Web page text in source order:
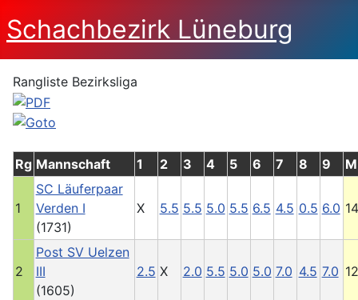
Schachbezirk Lüneburg
Rangliste Bezirksliga
Rg Mannschaft 1 2 3 4 5 6 7 8 9
1
SC Läuferpaar
Verden I
(1731)
X 5.5 5.5 5.0 5.5 6.5 4.5 0.5 6.0 14
2
Post SV Uelzen
III
(1605)
2.5 X 2.0 5.5 5.0 5.0 7.0 4.5 7.0 12